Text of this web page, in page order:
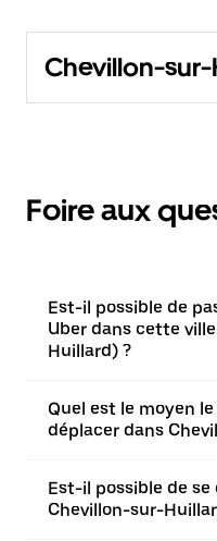
Chevillon-
Foire aux
Est-il possible de
Uber dans cette
Huillard) ?
Quel est le moyen
déplacer dans
Est-il possible de
Chevillon-sur-